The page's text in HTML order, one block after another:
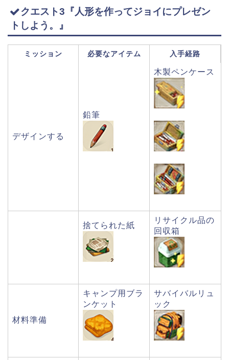
クエスト3『人形を作ってジョイにプレゼン
トしよう。』
ミッション 必要なアイテム 入手経路
デザインする
鉛筆
木製ペンケース
捨てられた紙
リサイクル品の
回収箱
材料準備
キャンプ用ブラ
ンケット
サバイバルリュ
ック